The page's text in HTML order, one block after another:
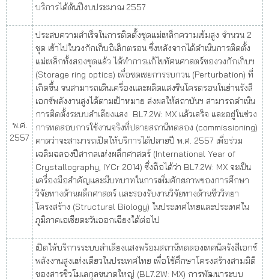
บริการได้ต้นปีงบประมาณ 2557
พ.ศ.
2557
ประสบความสำเร็จในการติดตั้งชุดแม่เหล็กความเข้มสูง จำนวน 2
ชุด เข้าไปในวงกักเก็บอิเล็กตรอน ซึ่งหลังจากได้ดำเนินการติดตั้ง
แม่เหล็กทั้งสองชุดแล้ว ได้ทำการแก้ไขทัศนศาสตร์ของวงกักเก็บฯ
(Storage ring optics) เพื่อชดเชยการรบกวน (Perturbation) ที่
เกิดขึ้น จนสามารถเดินเครื่องและผลิตแสงซินโครตรอนในย่านรังสี
เอกซ์พลังงานสูงได้ตามเป้าหมาย ส่งผลให้สถาบันฯ สามารถดำเนิน
การติดตั้งระบบลำเลียงแสง BL7.2W: MX แล้วเสร็จ และอยู่ในช่วง
การทดสอบการใช้งานจริงที่ปลายสถานีทดลอง (commissioning)
คาดว่าจะสามารถเปิดให้บริการได้ปลายปี พ.ศ. 2557 เพื่อร่วม
เฉลิมฉลองปีสากลแห่งผลึกศาสตร์ (International Year of
Crystallography, IYCr 2014) ซึ่งถือได้ว่า BL7.2W: MX จะเป็น
เครื่องมือสำคัญและมีบทบาทในการเพิ่มศักยภาพของการศึกษา
วิจัยทางด้านผลึกศาสตร์ และรองรับงานวิจัยทางด้านชีววิทยา
โครงสร้าง (Structural Biology) ในประเทศไทยและประเทศใน
ภูมิภาคเอเชียตะวันออกเฉียงใต้ต่อไป
เปิดให้บริการระบบลำเลียงแสงพร้อมสถานีทดลองเทคนิครังสีเอกซ์
พลังงานสูงแห่งเดียวในประเทศไทย เพื่อใช้ศึกษาโครงสร้างสามมิติ
ของสารชีวโมเลกุลขนาดใหญ่ (BL7.2W: MX) การพัฒนาระบบ